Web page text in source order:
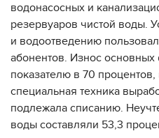
водонасосных и
резервуаров чистой воды.
и водоотведению
абонентов. Износ
показателю в 70
специальная техника
подлежала списанию.
воды составляли 53,3